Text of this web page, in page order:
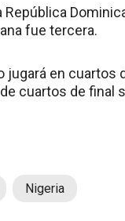
República
fue tercera.
jugará en cuartos
cuartos de final
Nigeria